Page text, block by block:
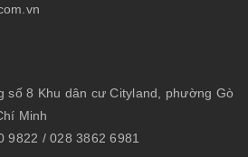
số 8 Khu dân cư Cityland, phường Gò
Minh
9822 / 028 3862 6981